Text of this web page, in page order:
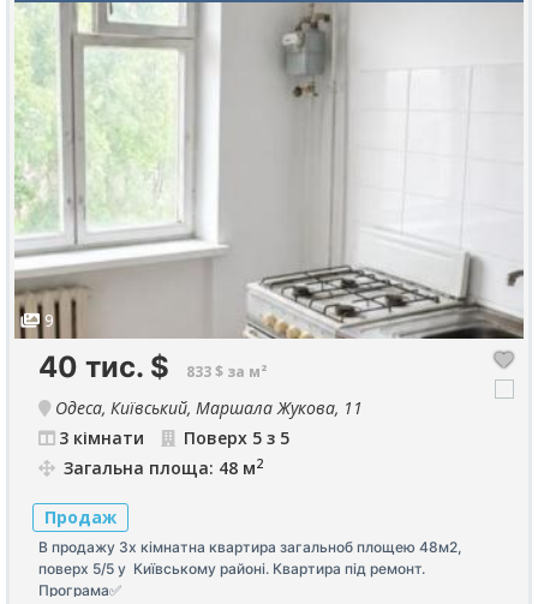
9
40 тис. $ 833 $ за м²
Одеса, Київський, Маршала Жукова, 11
3 кімнати
Поверх 5 з 5
Загальна площа: 48 м2
Продаж
В продажу 3х кімнатна квартира загальноб площею 48м2,
поверх 5/5 у Київському районі. Квартира під ремонт.
Програма✅